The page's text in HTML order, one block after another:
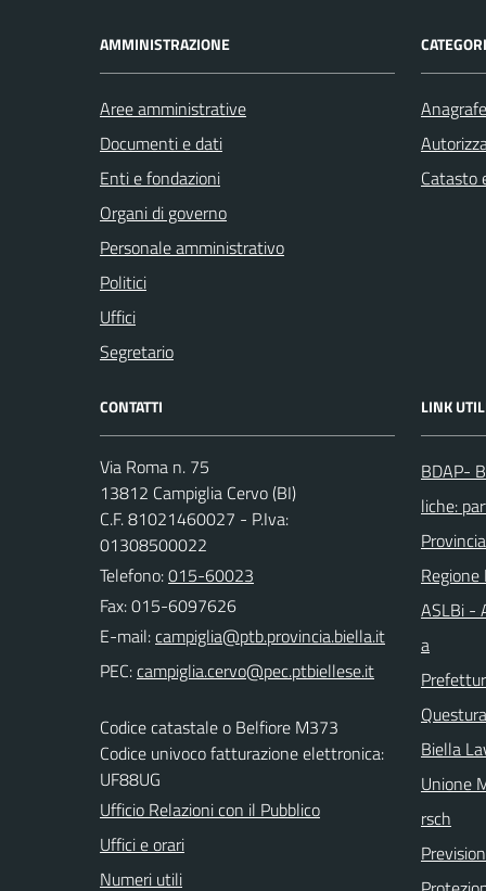
AMMINISTRAZIONE
Aree amministrative
Documenti e dati
Enti e fondazioni
Organi di governo
Personale amministrativo
Politici
Uffici
Segretario
Catasto
CONTATTI
Via Roma n. 75
13812 Campiglia Cervo (BI)
C.F. 81021460027 - P.Iva:
01308500022
Telefono:015-60023
Fax: 015-6097626
E-mail:
PEC:
Codice catastale o Belfiore M373
Codice univoco fatturazione elettronica:
UF88UG
Ufficio Relazioni con il Pubblico
Uffici e orari
Numeri utili
LINK
BDAP-
liche:
ASLBi -
a
Biella
Unione
rsch